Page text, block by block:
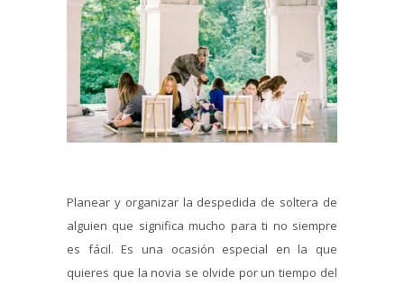
Planear y organizar la despedida de soltera de
alguien que significa mucho para ti no siempre
es fácil. Es una ocasión especial en la que
quieres que la novia se olvide por un tiempo del